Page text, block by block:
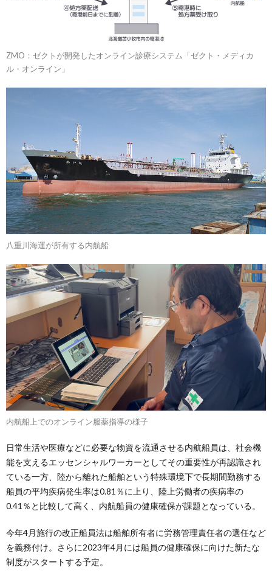
ZMO：ゼクトが開発したオンライン診療システム「ゼクト・メディカ
ル・オンライン」
八重川海運が所有する内航船
内航船上でのオンライン服薬指導の様子
日常生活や医療などに必要な物資を流通させる内航船員は、社会機
能を支えるエッセンシャルワーカーとしてその重要性が再認識され
ている一方、陸から離れた船舶という特殊環境下で長期間勤務する
船員の平均疾病発生率は0.81％に上り、陸上労働者の疾病率の
0.41％と比較して高く、内航船員の健康確保が課題となっている。
今年4月施行の改正船員法は船舶所有者に労務管理責任者の選任など
を義務付け。さらに2023年4月には船員の健康確保に向けた新たな
制度がスタートする予定。